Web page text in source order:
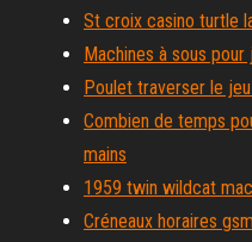
St croix casino turtle
Machines à sous
Poulet traverser le
Combien de temps
mains
1959 twin wildcat
Créneaux horaires